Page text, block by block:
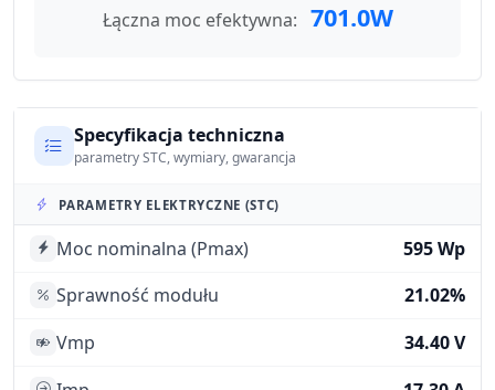
Łączna moc efektywna: 701.0W
Specyfikacja techniczna
parametry STC, wymiary, gwarancja
PARAMETRY ELEKTRYCZNE (STC)
Moc nominalna (Pmax)
595 Wp
Sprawność modułu
21.02%
Vmp
34.40 V